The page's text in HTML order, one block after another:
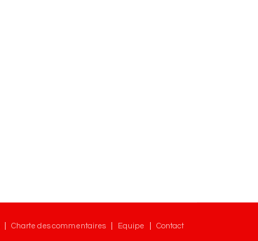
Charte des commentaires Equipe Contact